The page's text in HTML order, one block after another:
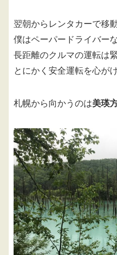
翌朝からレンタカーで移動
僕はペーパードライバー
長距離のクルマの運転は
とにかく安全運転を心が
札幌から向かうのは美瑛